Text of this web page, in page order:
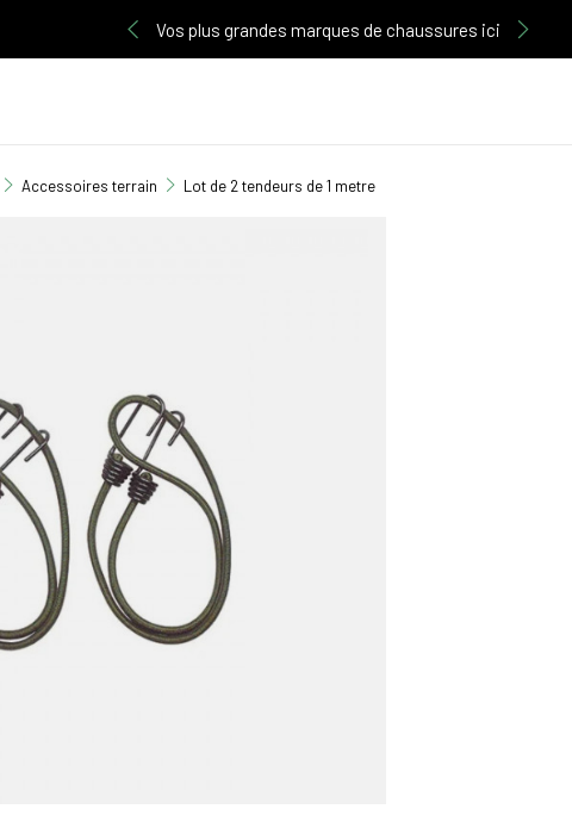
Vos plus grandes marques de chaussures ici
Accessoires terrain Lot de 2 tendeurs de 1 metre